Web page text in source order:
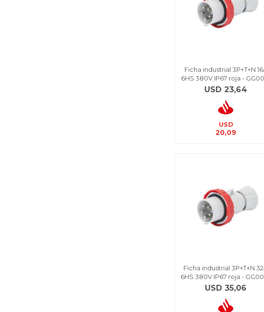
Ficha industrial 3P+T+N
6HS 380V IP67 roja -
USD 23,64
USD
20,09
Ficha industrial 3P+T+N
6HS 380V IP67 roja -
USD 35,06